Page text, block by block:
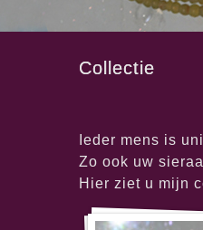
Collectie
Ieder mens is
Zo ook uw
Hier ziet u mijn